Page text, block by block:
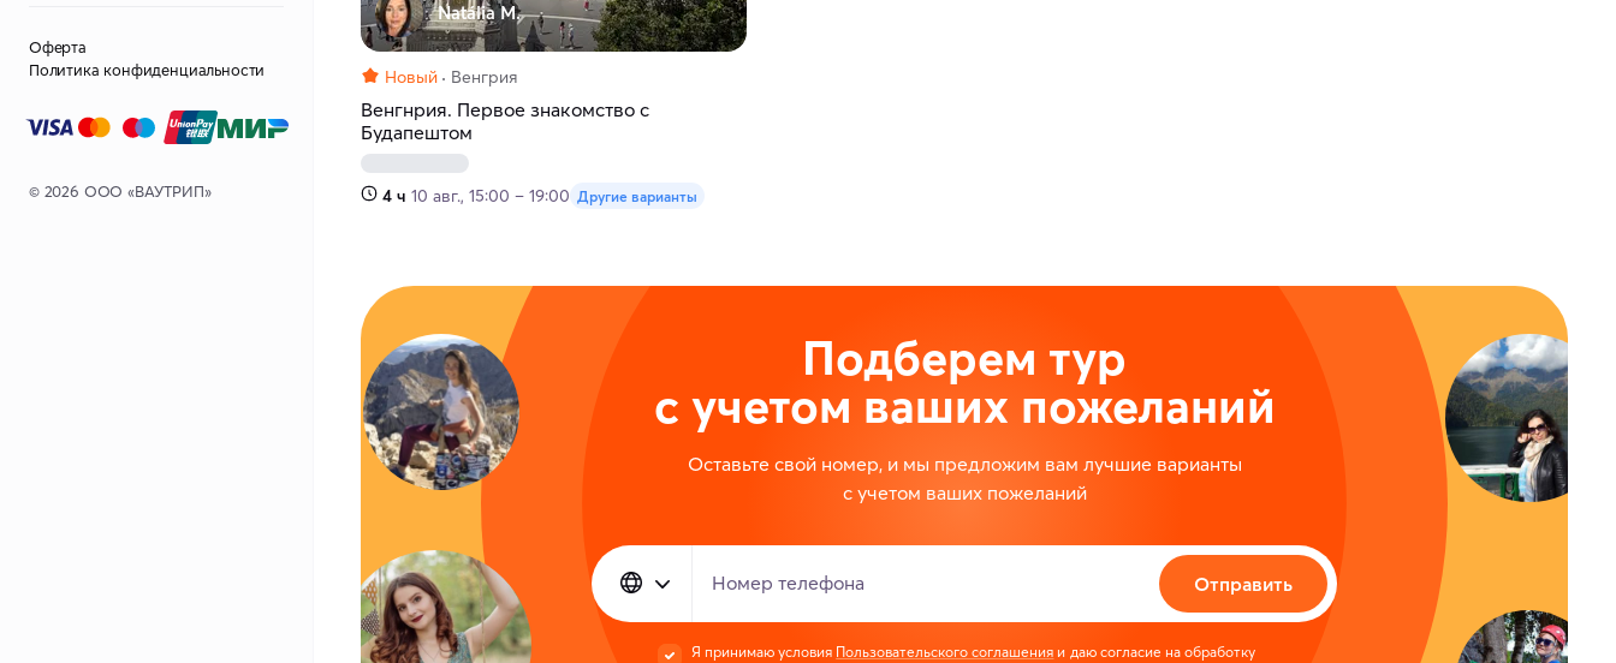
Оферта
Политика конфиденциальности
© 2026 ООО «ВАУТРИП»
Natália M.
Новый Венгрия
Венгнрия. Первое знакомство с
Будапештом
4 ч 10 авг., 15:00 – 19:00 Другие варианты
Подберем тур
с учетом ваших пожеланий
Оставьте свой номер, и мы предложим вам лучшие варианты
с учетом ваших пожеланий
Номер телефона Отправить
Я принимаю условия Пользовательского соглашения и даю согласие на обработку